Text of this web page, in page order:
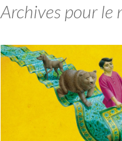
Archives pour le